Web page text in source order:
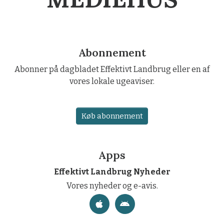
Abonnement
Abonner på dagbladet Effektivt Landbrug eller en af
vores lokale ugeaviser.
Køb abonnement
Apps
Effektivt Landbrug Nyheder
Vores nyheder og e-avis.